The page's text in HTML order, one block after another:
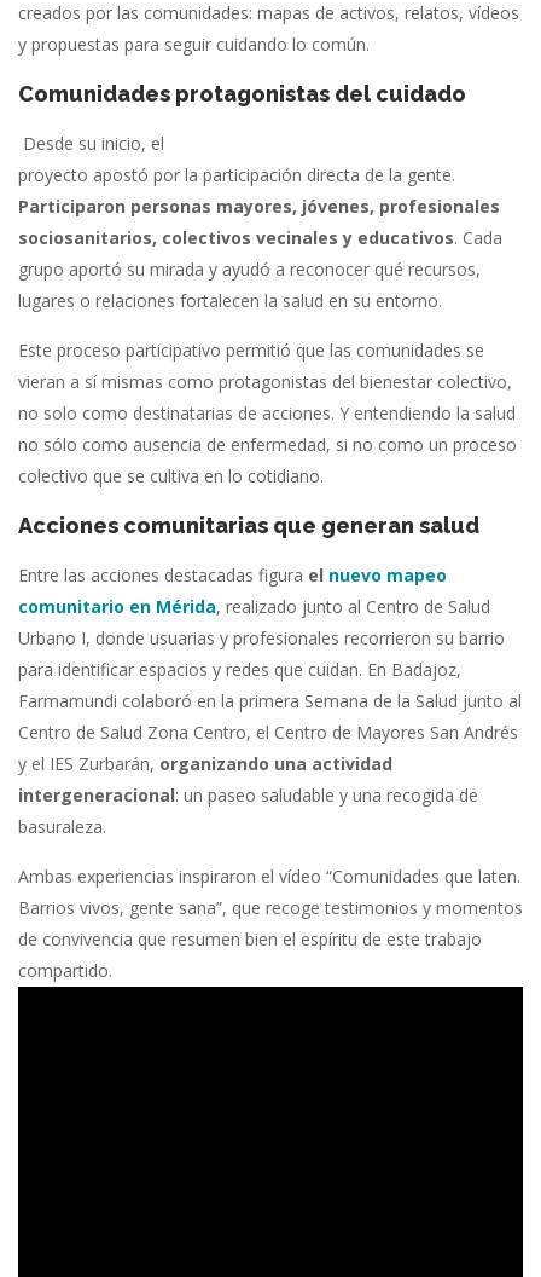
creados por las comunidades: mapas de activos, relatos, vídeos
y propuestas para seguir cuidando lo común.
Comunidades protagonistas del cuidado
Desde su inicio, el
proyecto apostó por la participación directa de la gente.
Participaron personas mayores, jóvenes, profesionales
sociosanitarios, colectivos vecinales y educativos. Cada
grupo aportó su mirada y ayudó a reconocer qué recursos,
lugares o relaciones fortalecen la salud en su entorno.
Este proceso participativo permitió que las comunidades se
vieran a sí mismas como protagonistas del bienestar colectivo,
no solo como destinatarias de acciones. Y entendiendo la salud
no sólo como ausencia de enfermedad, si no como un proceso
colectivo que se cultiva en lo cotidiano.
Acciones comunitarias que generan salud
Entre las acciones destacadas figura el nuevo mapeo
comunitario en Mérida, realizado junto al Centro de Salud
Urbano I, donde usuarias y profesionales recorrieron su barrio
para identificar espacios y redes que cuidan. En Badajoz,
Farmamundi colaboró en la primera Semana de la Salud junto al
Centro de Salud Zona Centro, el Centro de Mayores San Andrés
y el IES Zurbarán, organizando una actividad
intergeneracional: un paseo saludable y una recogida de
basuraleza.
Ambas experiencias inspiraron el vídeo “Comunidades que laten.
Barrios vivos, gente sana”, que recoge testimonios y momentos
de convivencia que resumen bien el espíritu de este trabajo
compartido.